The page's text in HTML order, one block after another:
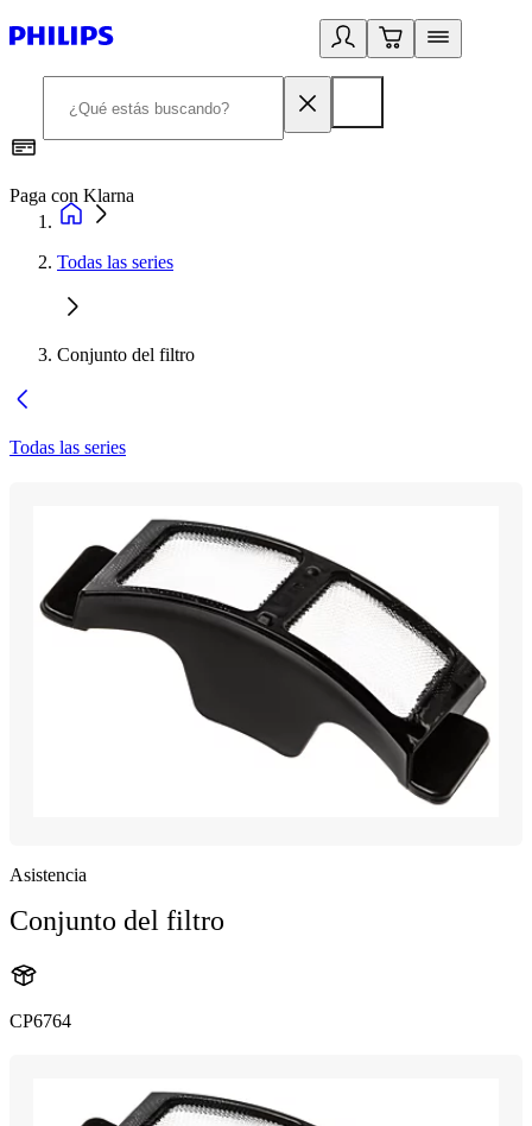
Paga con Klarna
Todas las series
Conjunto del filtro
Todas las series
Asistencia
Conjunto del filtro
CP6764